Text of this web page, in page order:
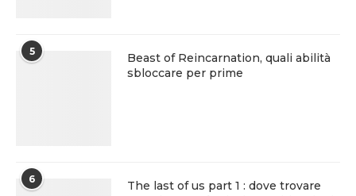
5
Beast of Reincarnation, quali abilità
sbloccare per prime
6
The last of us part 1 : dove trovare